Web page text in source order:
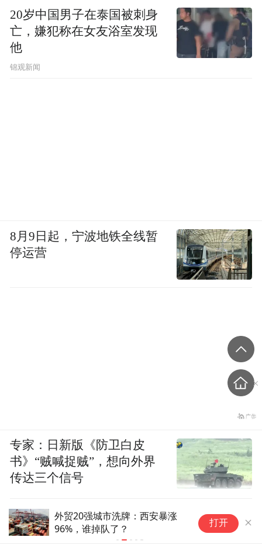
外贸20强城市洗牌：西安暴涨
96%，谁掉队了？
打开
20岁中国男子在泰国被刺身
亡，嫌犯称在女友浴室发现
他
锦观新闻
8月9日起，宁波地铁全线暂
停运营
专家：日新版《防卫白皮
书》“贼喊捉贼”，想向外界
传达三个信号